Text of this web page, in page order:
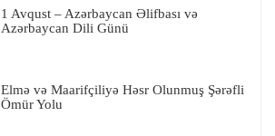
1 Avqust – Azərbaycan Əlifbası və
Azərbaycan Dili Günü
Elmə və Maarifçiliyə Həsr Olunmuş Şərəfli
Ömür Yolu